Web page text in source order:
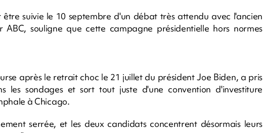
suivie le 10 septembre d'un débat très attendu avec l'ancien
ABC, souligne que cette campagne présidentielle hors normes
après le retrait choc le 21 juillet du président Joe Biden, a pris
les sondages et sort tout juste d'une convention d'investiture
à Chicago.
serrée, et les deux candidats concentrent désormais leurs